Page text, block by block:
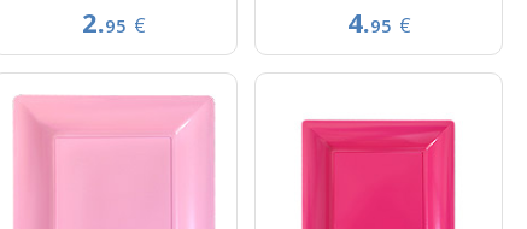
2.95 € 4.95 €